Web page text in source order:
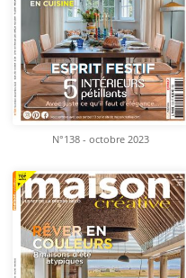
N°138 - octobre 2023